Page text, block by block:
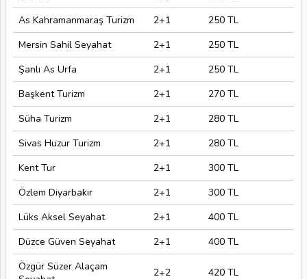
As Kahramanmaraş Turizm
2+1
250 TL
Mersin Sahil Seyahat
2+1
250 TL
Şanlı As Urfa
2+1
250 TL
Başkent Turizm
2+1
270 TL
Süha Turizm
2+1
280 TL
Sivas Huzur Turizm
2+1
280 TL
Kent Tur
2+1
300 TL
Özlem Diyarbakır
2+1
300 TL
Lüks Aksel Seyahat
2+1
400 TL
Düzce Güven Seyahat
2+1
400 TL
Özgür Süzer Alaçam
2+2 420 TL